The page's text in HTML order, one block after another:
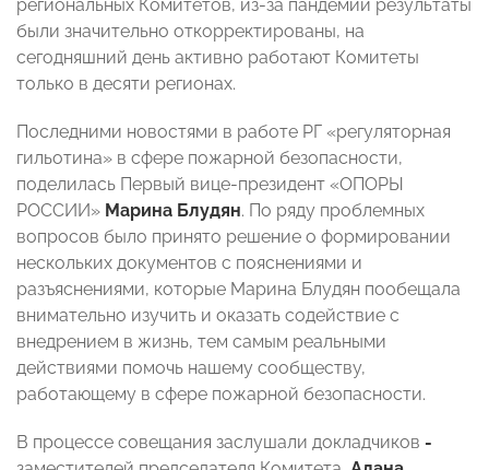
региональных Комитетов, из-за пандемии результаты
были значительно откорректированы, на
сегодняшний день активно работают Комитеты
только в десяти регионах.
Последними новостями в работе РГ «регуляторная
гильотина» в сфере пожарной безопасности,
поделилась Первый вице-президент «ОПОРЫ
РОССИИ» Марина Блудян. По ряду проблемных
вопросов было принято решение о формировании
нескольких документов с пояснениями и
разъяснениями, которые Марина Блудян пообещала
внимательно изучить и оказать содействие с
внедрением в жизнь, тем самым реальными
действиями помочь нашему сообществу,
работающему в сфере пожарной безопасности.
В процессе совещания заслушали докладчиков -